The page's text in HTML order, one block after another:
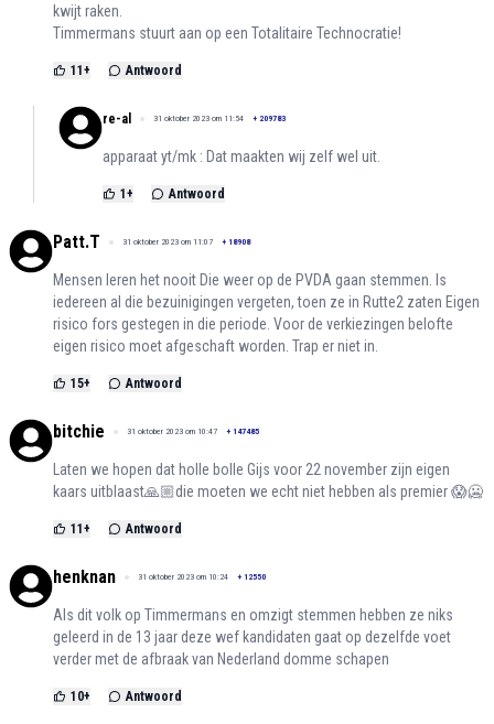
kwijt raken.
Timmermans stuurt aan op een Totalitaire Technocratie!
11 + Antwoord
re-al 31 oktober 2023 om 11:54 + 209783
apparaat yt/mk : Dat maakten wij zelf wel uit.
1 + Antwoord
Patt.T 31 oktober 2023 om 11:07 + 18908
Mensen leren het nooit Die weer op de PVDA gaan stemmen. Is
iedereen al die bezuinigingen vergeten, toen ze in Rutte2 zaten Eigen
risico fors gestegen in die periode. Voor de verkiezingen belofte
eigen risico moet afgeschaft worden. Trap er niet in.
15+ Antwoord
bitchie 31 oktober 2023 om 10:47 + 147485
Laten we hopen dat holle bolle Gijs voor 22 november zijn eigen
kaars uitblaast🙏🏼die moeten we echt niet hebben als premier 😱🥶
11 + Antwoord
henknan 31 oktober 2023 om 10:24 + 12550
Als dit volk op Timmermans en omzigt stemmen hebben ze niks
geleerd in de 13 jaar deze wef kandidaten gaat op dezelfde voet
verder met de afbraak van Nederland domme schapen
10+ Antwoord